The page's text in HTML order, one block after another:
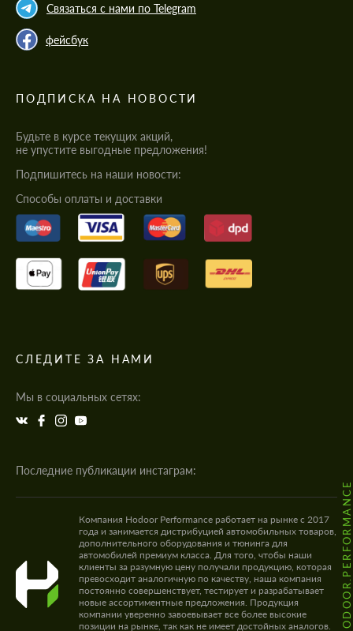
Связаться с нами по Telegram
фейсбук
ПОДПИСКА НА НОВОСТИ
Будьте в курсе текущих акций,
не упустите выгодные предложения!
Подпишитесь на наши новости:
Cпособы оплаты и доставки
СЛЕДИТЕ ЗА НАМИ
Мы в социальных сетях:
Последние публикации инстаграм:
@HODOOR.PERFORMANCE
Компания Hodoor Performance работает на рынке с 2017
года и занимается дистрибуцией автомобильных товаров,
дополнительного оборудования и тюнинга для
автомобилей премиум класса. Для того, чтобы наши
клиенты за разумную цену получали продукцию, которая
превосходит аналогичную по качеству, наша компания
постоянно совершенствует, тестирует и разрабатывает
новые ассортиментные предложения. Продукция
компании уверенно завоевывает все более высокие
позиции на рынке, так как не имеет достойных аналогов.